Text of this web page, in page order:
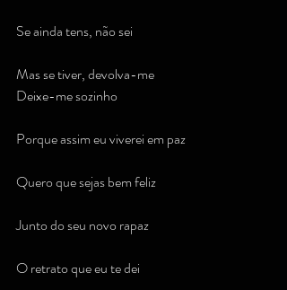
Se ainda tens, não sei
Mas se tiver, devolva-me
Deixe-me sozinho
Porque assim eu viverei em paz
Quero que sejas bem feliz
Junto do seu novo rapaz
O retrato que eu te dei